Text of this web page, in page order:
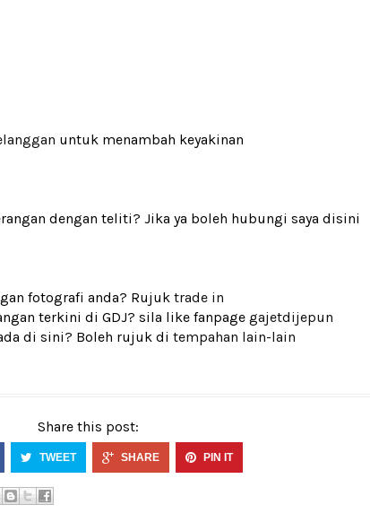
untuk menambah keyakinan
dengan teliti? Jika ya boleh hubungi saya disini
fotografi anda? Rujuk trade in
terkini di GDJ? sila like fanpage gajetdijepun
di sini? Boleh rujuk di tempahan lain-lain
Share this post:
TWEET SHARE PIN IT